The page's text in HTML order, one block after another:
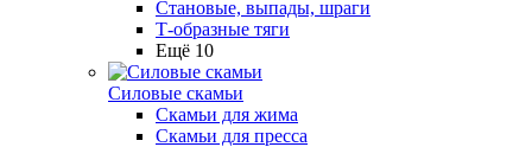
Становые, выпады, шраги
Т-образные тяги
Ещё 10
Силовые скамьи
Скамьи для жима
Скамьи для пресса